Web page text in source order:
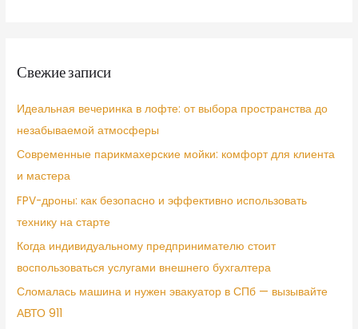
Свежие записи
Идеальная вечеринка в лофте: от выбора пространства до
незабываемой атмосферы
Современные парикмахерские мойки: комфорт для клиента
и мастера
FPV-дроны: как безопасно и эффективно использовать
технику на старте
Когда индивидуальному предпринимателю стоит
воспользоваться услугами внешнего бухгалтера
Сломалась машина и нужен эвакуатор в СПб — вызывайте
АВТО 911